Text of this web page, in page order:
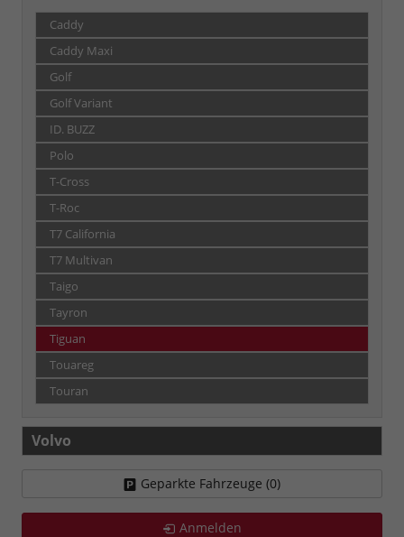
Caddy
Caddy Maxi
Golf
Golf Variant
ID. BUZZ
Polo
T-Cross
T-Roc
T7 California
T7 Multivan
Taigo
Tayron
Tiguan
Touareg
Touran
Volvo
Geparkte Fahrzeuge (0)
Anmelden